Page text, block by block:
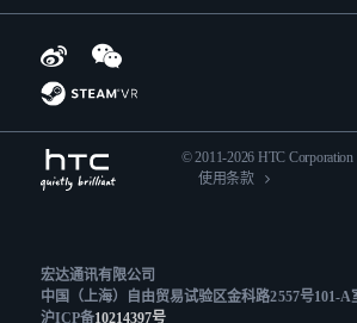
© 2011-2026 HTC Corporation
使用条款
宏达通讯有限公司
中国（上海）自由贸易试验区金科路2557号101-A
沪ICP备10214397号